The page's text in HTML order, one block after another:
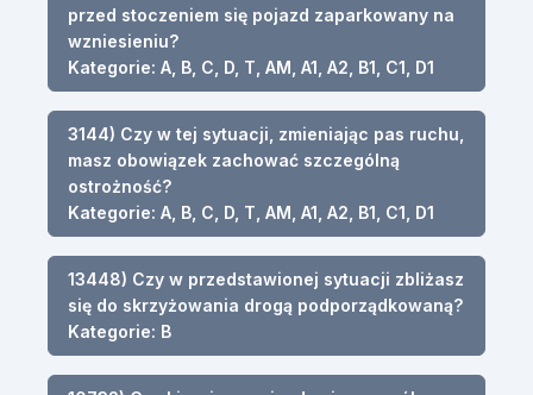
przed stoczeniem się pojazd zaparkowany na
wzniesieniu?
Kategorie: A, B, C, D, T, AM, A1, A2, B1, C1, D1
3144) Czy w tej sytuacji, zmieniając pas ruchu,
masz obowiązek zachować szczególną
ostrożność?
Kategorie: A, B, C, D, T, AM, A1, A2, B1, C1, D1
13448) Czy w przedstawionej sytuacji zbliżasz
się do skrzyżowania drogą podporządkowaną?
Kategorie: B